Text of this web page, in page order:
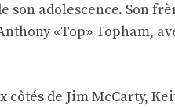
son adolescence. Son
«Top» Topham,
côtés de Jim McCarty,